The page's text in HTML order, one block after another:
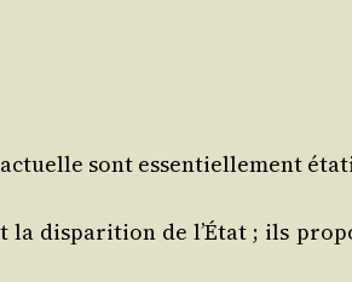
sont essen­tiel­le­ment
la dis­pa­ri­tion de l’État ; ils